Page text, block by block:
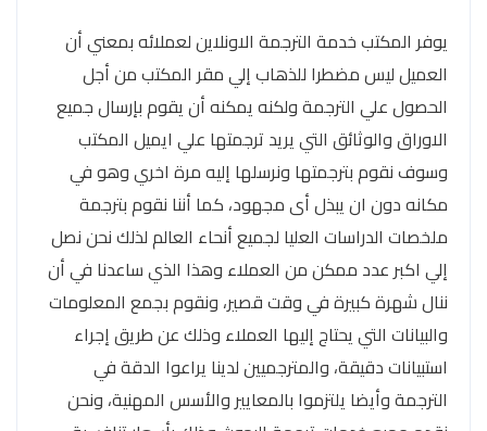
يوفر المكتب خدمة الترجمة الاونلاين لعملائه بمعني أن
العميل ليس مضطرا للذهاب إلي مقر المكتب من أجل
الحصول علي الترجمة ولكنه يمكنه أن يقوم بإرسال جميع
الاوراق والوثائق التي يريد ترجمتها علي ايميل المكتب
وسوف نقوم بترجمتها ونرسلها إليه مرة اخري وهو في
مكانه دون ان يبذل أى مجهود، كما أننا نقوم بترجمة
ملخصات الدراسات العليا لجميع أنحاء العالم لذلك نحن نصل
إلي اكبر عدد ممكن من العملاء وهذا الذي ساعدنا في أن
ننال شهرة كبيرة في وقت قصير، ونقوم بجمع المعلومات
والبيانات التي يحتاج إليها العملاء وذلك عن طريق إجراء
استبيانات دقيقة، والمترجميين لدينا يراعوا الدقة في
الترجمة وأيضا يلتزموا بالمعايير والأسس المهنية، ونحن